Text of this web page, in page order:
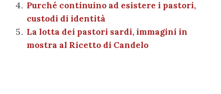
k
Purché continuino ad esistere i pastori,
custodi di identità
La lotta dei pastori sardi, immagini in
mostra al Ricetto di Candelo